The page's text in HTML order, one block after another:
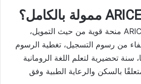
يمكن اعتبار منحة ARICE منحة قوية من حيث التمويل،
من رسوم التسجيل، تغطية الرسوم
سنة تحضيرية لتعلم اللغة الرومانية
بالسكن والرعاية الطبية وفق